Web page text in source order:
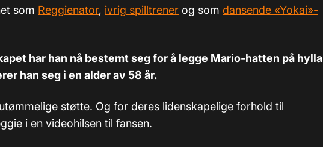
som Reggienator, ivrig spilltrener og som dansende «Yokai»-
har han nå bestemt seg for å legge Mario-hatten på hylla
han seg i en alder av 58 år.
støtte. Og for deres lidenskapelige forhold til
i en videohilsen til fansen.